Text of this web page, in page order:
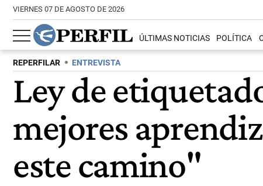
VIERNES 07 DE AGOSTO DE 2026
ÚLTIMAS NOTICIAS POLÍTICA
REPERFILAR ENTREVISTA
Ley de
mejores
este camino"